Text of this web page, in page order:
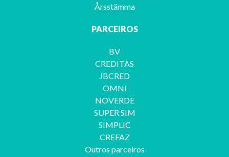
Årsstämma
PARCEIROS
BV
CREDITAS
JBCRED
OMNI
NOVERDE
SUPER SIM
SIMPLIC
CREFAZ
Outros parceiros